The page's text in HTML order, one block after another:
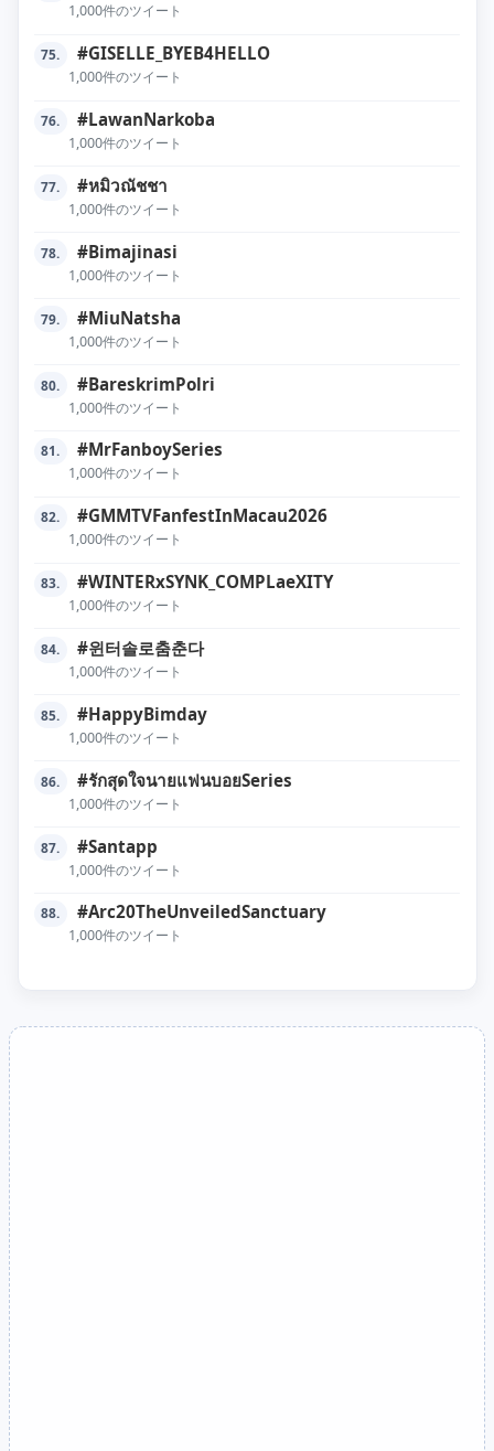
1,000件のツイート
75. #GISELLE_BYEB4HELLO
1,000件のツイート
76. #LawanNarkoba
1,000件のツイート
77. #หมิวณัชชา
1,000件のツイート
78. #Bimajinasi
1,000件のツイート
79. #MiuNatsha
1,000件のツイート
80. #BareskrimPolri
1,000件のツイート
81. #MrFanboySeries
1,000件のツイート
82. #GMMTVFanfestInMacau2026
1,000件のツイート
83. #WINTERxSYNK_COMPLaeXITY
1,000件のツイート
84. #윈터솔로춤춘다
1,000件のツイート
85. #HappyBimday
1,000件のツイート
86. #รักสุดใจนายแฟนบอยSeries
1,000件のツイート
87. #Santapp
1,000件のツイート
88. #Arc20TheUnveiledSanctuary
1,000件のツイート